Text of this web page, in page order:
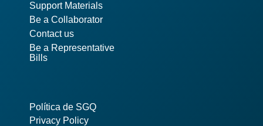
Support Materials
Be a Collaborator
Contact us
Be a Representative
Bills
Política de SGQ
Privacy Policy